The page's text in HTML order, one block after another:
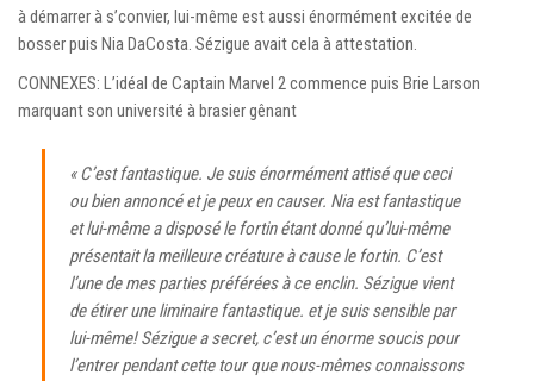
à démarrer à s’convier, lui-même est aussi énormément excitée de
bosser puis Nia DaCosta. Sézigue avait cela à attestation.
CONNEXES: L’idéal de Captain Marvel 2 commence puis Brie Larson
marquant son université à brasier gênant
« C’est fantastique. Je suis énormément attisé que ceci
ou bien annoncé et je peux en causer. Nia est fantastique
et lui-même a disposé le fortin étant donné qu’lui-même
présentait la meilleure créature à cause le fortin. C’est
l’une de mes parties préférées à ce enclin. Sézigue vient
de étirer une liminaire fantastique. et je suis sensible par
lui-même! Sézigue a secret, c’est un énorme soucis pour
l’entrer pendant cette tour que nous-mêmes connaissons